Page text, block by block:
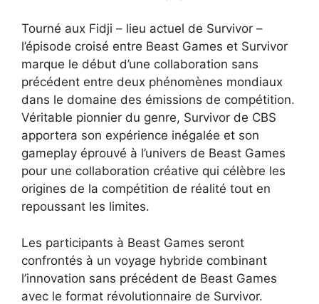
Tourné aux Fidji – lieu actuel de Survivor –
l’épisode croisé entre Beast Games et Survivor
marque le début d’une collaboration sans
précédent entre deux phénomènes mondiaux
dans le domaine des émissions de compétition.
Véritable pionnier du genre, Survivor de CBS
apportera son expérience inégalée et son
gameplay éprouvé à l’univers de Beast Games
pour une collaboration créative qui célèbre les
origines de la compétition de réalité tout en
repoussant les limites.
Les participants à Beast Games seront
confrontés à un voyage hybride combinant
l’innovation sans précédent de Beast Games
avec le format révolutionnaire de Survivor.